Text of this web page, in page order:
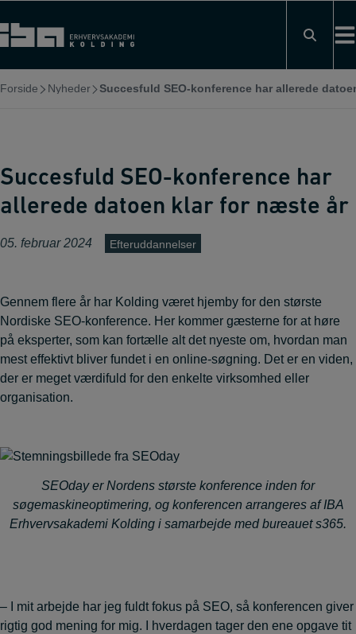
til
indholdet
Forside Nyheder Succesfuld SEO-konference har allerede
Succesfuld SEO-konference har
allerede datoen klar for næste år
05. februar 2024 Efteruddannelser
Gennem flere år har Kolding været hjemby for den største
Nordiske SEO-konference. Her kommer gæsterne for at høre
på eksperter, som kan fortælle alt det nyeste om, hvordan man
mest effektivt bliver fundet i en online-søgning. Det er en viden,
der er meget værdifuld for den enkelte virksomhed eller
organisation.
SEOday er Nordens største konference inden for
søgemaskineoptimering, og konferencen arrangeres af IBA
Erhvervsakademi Kolding i samarbejde med bureauet s365.
– I mit arbejde har jeg fuldt fokus på SEO, så konferencen giver
rigtig god mening for mig. I hverdagen tager den ene opgave tit